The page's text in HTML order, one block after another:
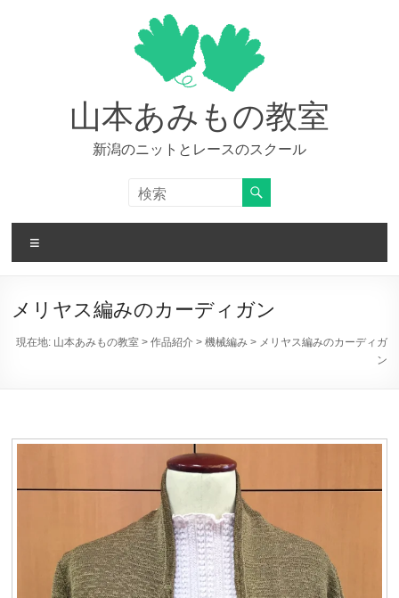
山本あみもの教室
新潟のニットとレースのスクール
ニ
ー
メリヤス編みのカーディガン
現在地: 山本あみもの教室> 作品紹介> 機械編み> メリヤス編みのカーディガ
ン